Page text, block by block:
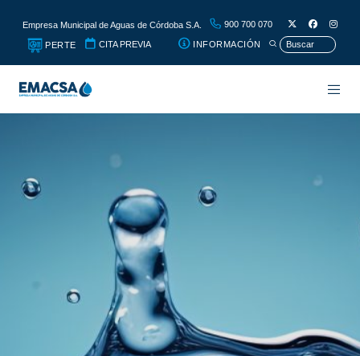
Empresa Municipal de Aguas de Córdoba S.A. 900 700 070
PERTE CITA PREVIA INFORMACIÓN